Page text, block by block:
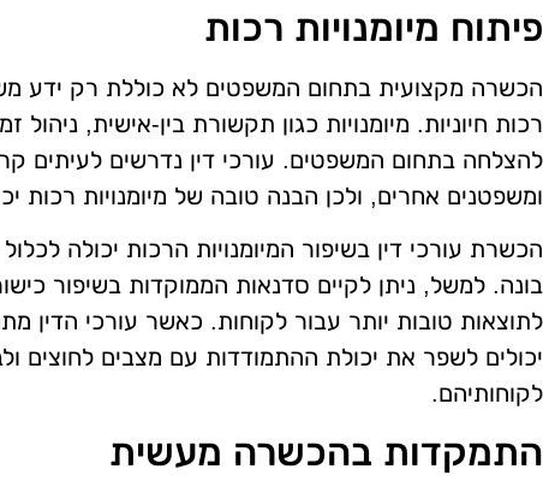
פיתוח מיומנויות רכות
הכשרה מקצועית בתחום המשפטים לא כוללת רק ידע
רכות חיוניות. מיומנויות כגון תקשורת בין-אישית, ניהול
להצלחה בתחום המשפטים. עורכי דין נדרשים לעיתים
ומשפטנים אחרים, ולכן הבנה טובה של מיומנויות רכות
הכשרת עורכי דין בשיפור המיומנויות הרכות יכולה
בונה. למשל, ניתן לקיים סדנאות הממוקדות בשיפור
לתוצאות טובות יותר עבור לקוחות. כאשר עורכי הדין
יכולים לשפר את יכולת ההתמודדות עם מצבים לחוצים
לקוחותיהם.
התמקדות בהכשרה מעשית